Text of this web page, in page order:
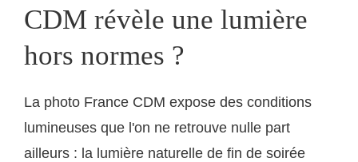
CDM révèle une lumière
hors normes ?
La photo France CDM expose des conditions
lumineuses que l'on ne retrouve nulle part
ailleurs : la lumière naturelle de fin de soirée